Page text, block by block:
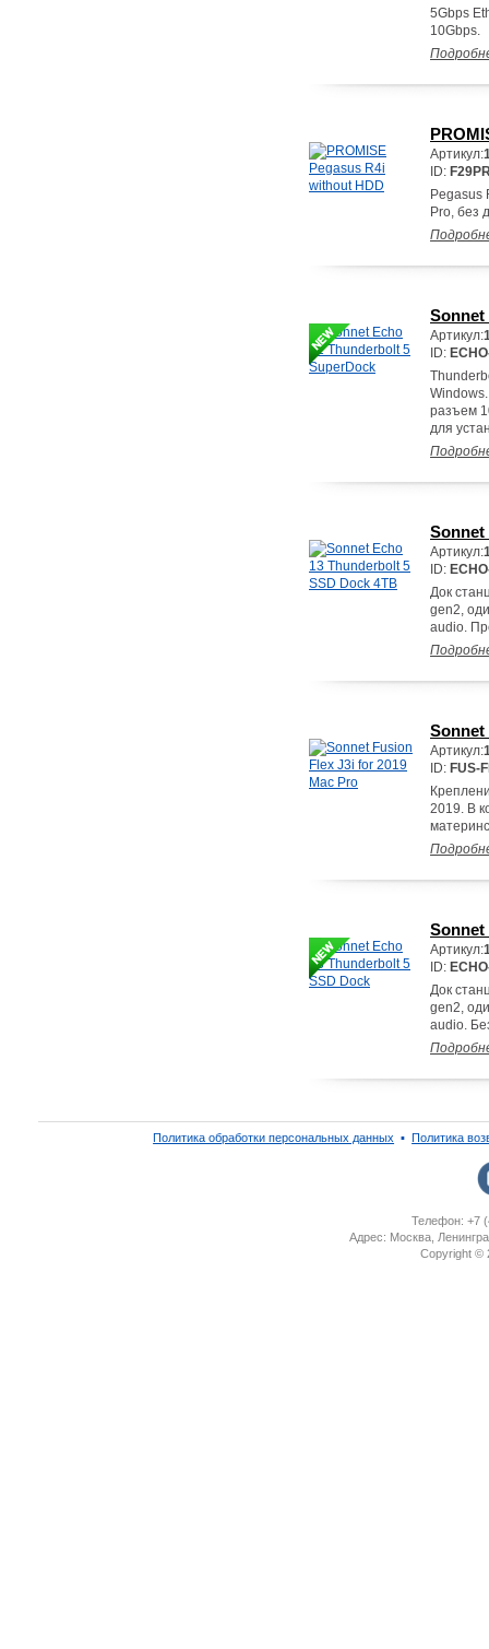
5Gbps
10Gbps.
Артикул:
ID:
Pegasus
Pro, без
Sonnet
Артикул:
ID:
разъем
для
Sonnet
Артикул:
ID:
Док
gen2,
audio.
Sonnet
Артикул:
ID: FUS-
2019. В
Sonnet
Артикул:
ID:
Док
gen2,
audio.
Политика обработки персональных данных ▪ Политика
Телефон: +7
Адрес: Москва,
Copyright ©